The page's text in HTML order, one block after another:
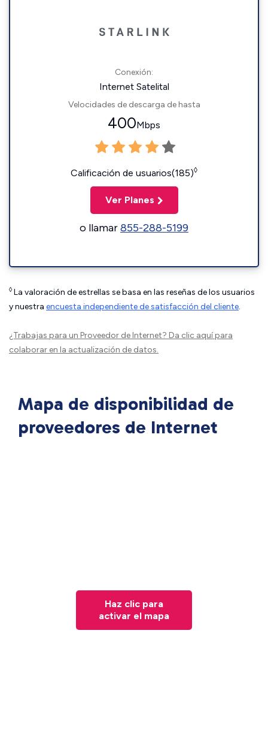
Conexión:
Internet Satelital
Velocidades de descarga de hasta
400Mbps
Calificación de usuarios(185)◊
Ver Planes
o llamar855-288-5199
◊ La valoración de estrellas se basa en las reseñas de los usuarios
y nuestra encuesta independiente de satisfacción del cliente.
¿Trabajas para un Proveedor de Internet? Da clic aquípara
colaborar en la actualización de datos.
Mapa de disponibilidad de
proveedores de Internet
Haz clic para
activar el mapa